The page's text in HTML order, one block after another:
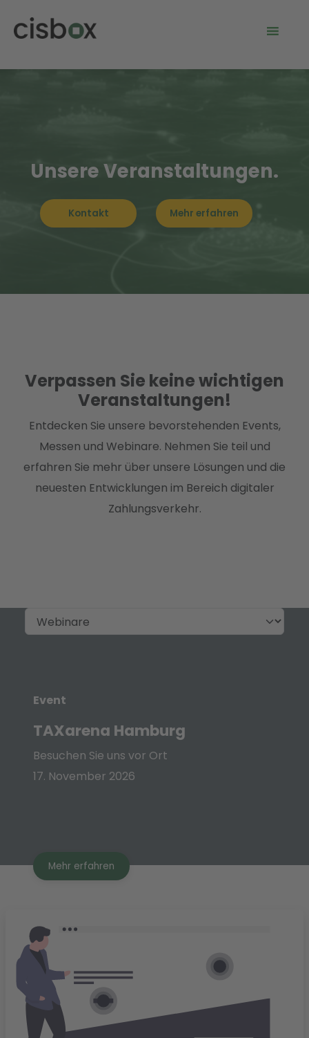
UnsereVeranstaltungen.
Kontakt Mehr erfahren
Verpassen Sie keine wichtigen
Veranstaltungen!
Entdecken Sie unsere bevorstehenden Events,
Messen und Webinare. Nehmen Sie teil und
erfahren Sie mehr über unsere Lösungen und die
neuesten Entwicklungen im Bereich digitaler
Zahlungsverkehr.
Event
TAXarena Hamburg
Besuchen Sie uns vor Ort
17. November 2026
Mehr erfahren